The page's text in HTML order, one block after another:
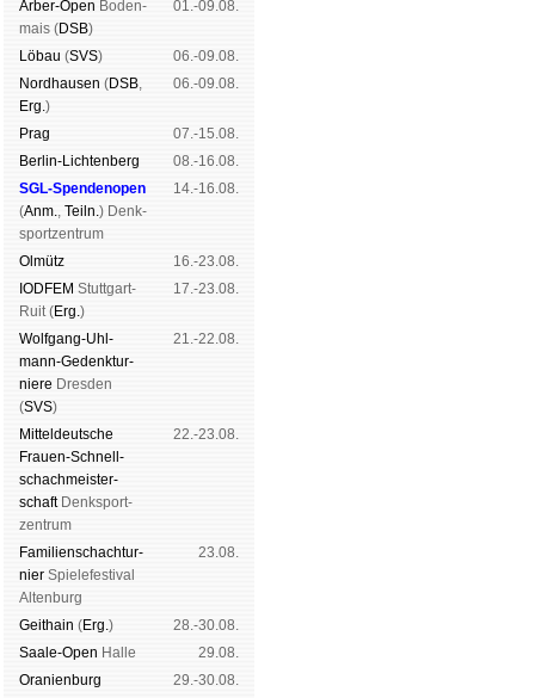
Arber-Open Boden­
mais (DSB)
01.-09.08.
Lö­bau (SVS)
06.-09.08.
Nord­hau­sen (DSB,
Erg.)
06.-09.08.
Prag
07.-15.08.
Berlin-Lich­ten­berg
08.-16.08.
SGL-Spenden­open
(Anm., Teiln.) Denk­
sport­zen­trum
14.-16.08.
Ol­mütz
16.-23.08.
IODFEM Stutt­gart-
Ruit (Erg.)
17.-23.08.
Wolf­gang-Uhl­
mann-Ge­denk­tur­
niere Dres­den
(SVS)
21.-22.08.
Mit­tel­deu­tsche
Frauen-Schnell­
schach­meis­ter­
schaftDenk­sport­
zen­trum
22.-23.08.
Familien­schach­tur­
nier Spiele­fes­ti­val
Al­ten­burg
23.08.
Geit­hain (Erg.)
28.-30.08.
Saale-Open Halle
29.08.
Oranien­burg
29.-30.08.